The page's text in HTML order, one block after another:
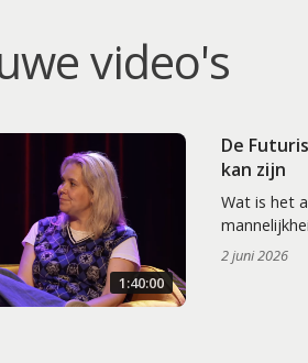
video's
1:40:00
De
kan zijn
Wat is het
2 juni 2026